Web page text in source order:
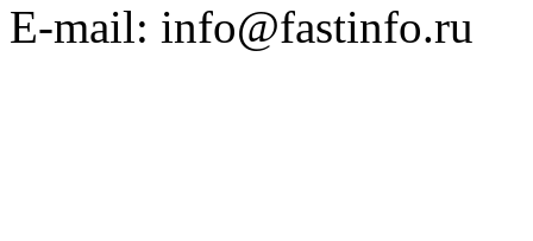
E-mail: info@fastinfo.ru